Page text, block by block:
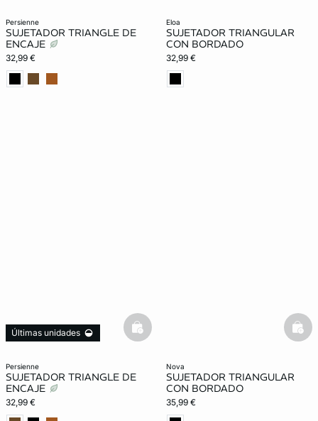
persienne
SUJETADOR TRIANGLE DE
ENCAJE
32,99 €
eloa
SUJETADOR TRIANGULAR
CON BORDADO
32,99 €
persienne
SUJETADOR TRIANGLE DE
ENCAJE
32,99 €
Últimas unidades basketfull
nova
SUJETADOR TRIANGULAR
CON BORDADO
35,99 €